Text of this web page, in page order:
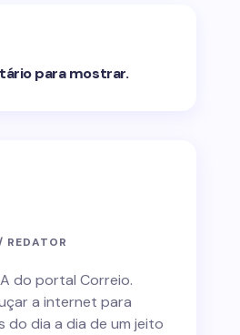
para mostrar.
REDATOR
do portal Correio.
a internet para
do dia a dia de um jeito